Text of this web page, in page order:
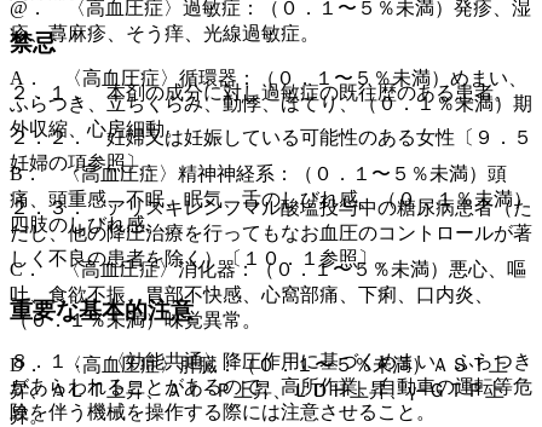
禁忌
２．１． 本剤の成分に対し過敏症の既往歴のある患者。
２．２． 妊婦又は妊娠している可能性のある女性〔９．５
妊婦の項参照〕。
２．３． アリスキレンフマル酸塩投与中の糖尿病患者（た
だし、他の降圧治療を行ってもなお血圧のコントロールが著
しく不良の患者を除く）〔１０．１参照〕。
重要な基本的注意
８．１． 〈効能共通〉降圧作用に基づくめまい、ふらつき
があらわれることがあるので、高所作業、自動車の運転等危
険を伴う機械を操作する際には注意させること。
@． 〈高血圧症〉過敏症：（０．１〜５％未満）発疹、湿
疹、蕁麻疹、そう痒、光線過敏症。
A． 〈高血圧症〉循環器：（０．１〜５％未満）めまい、
ふらつき、立ちくらみ、動悸、ほてり、（０．１％未満）期
外収縮、心房細動。
B． 〈高血圧症〉精神神経系：（０．１〜５％未満）頭
痛、頭重感、不眠、眠気、舌のしびれ感、（０．１％未満）
四肢のしびれ感。
C． 〈高血圧症〉消化器：（０．１〜５％未満）悪心、嘔
吐、食欲不振、胃部不快感、心窩部痛、下痢、口内炎、
（０．１％未満）味覚異常。
D． 〈高血圧症〉肝臓：（０．１〜５％未満）ＡＳＴ上
昇、ＡＬＴ上昇、Ａｌ−Ｐ上昇、ＬＤＨ上昇、γ−ＧＴＰ上
昇。